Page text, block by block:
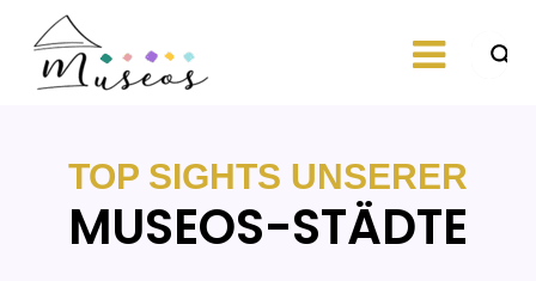
content
TOP SIGHTS UNSERER
MUSEOS-STÄDTE